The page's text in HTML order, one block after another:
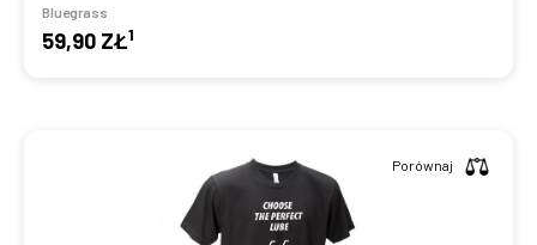
Bluegrass
59,90 ZŁ1
Porównaj